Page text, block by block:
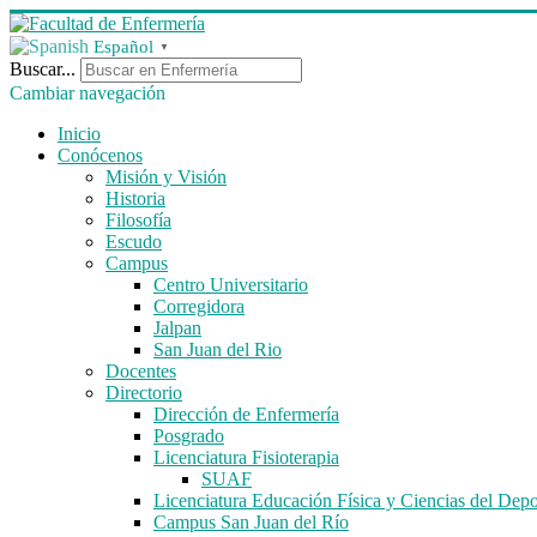
Español ▼
Buscar...
Cambiar navegación
Inicio
Conócenos
Misión y Visión
Historia
Filosofía
Escudo
Campus
Centro Universitario
Corregidora
Jalpan
San Juan del Rio
Docentes
Directorio
Dirección de Enfermería
Posgrado
Licenciatura Fisioterapia
SUAF
Licenciatura Educación Física y Ciencias del
Campus San Juan del Río